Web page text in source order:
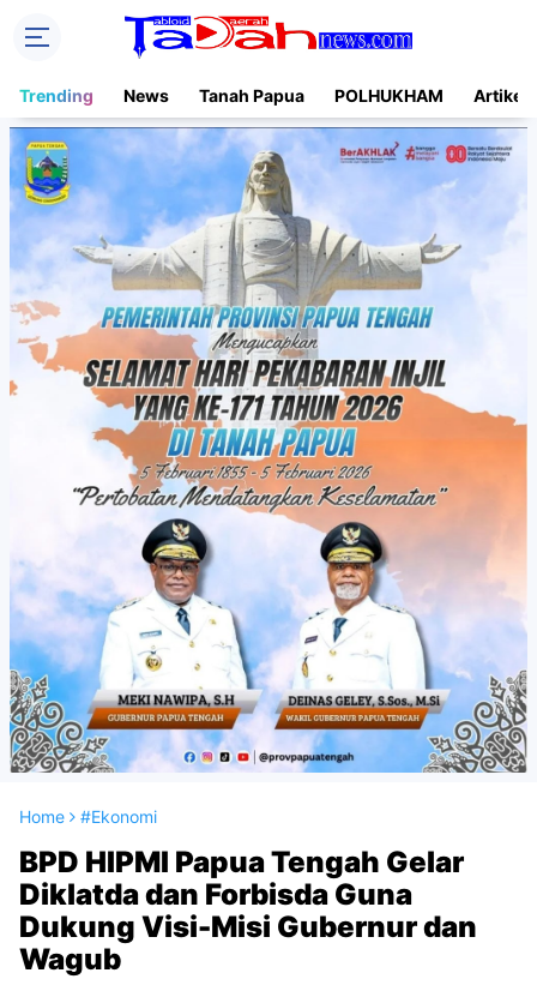
Trending News Tanah Papua POLHUKHAM Artikel
Home #Ekonomi
BPD HIPMI Papua Tengah Gelar
Diklatda dan Forbisda Guna
Dukung Visi-Misi Gubernur dan
Wagub